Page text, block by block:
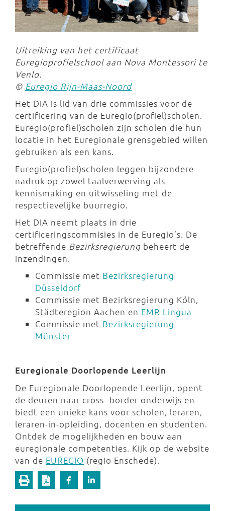
Uitreiking van het certificaat
Euregioprofielschool aan Nova Montessori te
Venlo.
© Euregio Rijn-Maas-Noord
Het DIA is lid van drie commissies voor de
certificering van de Euregio(profiel)scholen.
Euregio(profiel)scholen zijn scholen die hun
locatie in het Euregionale grensgebied willen
gebruiken als een kans.
Euregio(profiel)scholen leggen bijzondere
nadruk op zowel taalverwerving als
kennismaking en uitwisseling met de
respectievelijke buurregio.
Het DIA neemt plaats in drie
certificeringscommisies in de Euregio’s. De
betreffende Bezirksregierung beheert de
inzendingen.
Commissie met Bezirksregierung
Düsseldorf
Commissie met Bezirksregierung Köln,
Städteregion Aachen en EMR Lingua
Commissie met Bezirksregierung
Münster
Euregionale Doorlopende Leerlijn
De Euregionale Doorlopende Leerlijn, opent
de deuren naar cross- border onderwijs en
biedt een unieke kans voor scholen, leraren,
leraren-in-opleiding, docenten en studenten.
Ontdek de mogelijkheden en bouw aan
euregionale competenties. Kijk op de website
van de EUREGIO (regio Enschede).